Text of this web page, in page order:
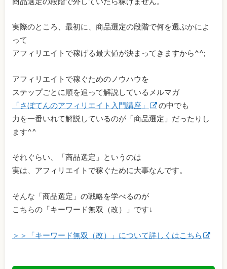
実際のところ、最初に、商品選定の段階で何を選ぶかによ
って
アフィリエイトで稼げる最大値が決まってきますから^^;
アフィリエイトで稼ぐためのノウハウを
ステップごとに順を追って解説しているメルマガ
「さぼてんのアフィリエイト入門講座」
の中でも
力を一番いれて解説しているのが「商品選定」だったりし
ます^^
それぐらい、「商品選定」というのは
実は、アフィリエイトで稼ぐために大事なんです。
そんな「商品選定」の戦略を学べるのが
こちらの「キーワード無双（改）」です↓
＞＞「キーワード無双（改）」について詳しくはこちら